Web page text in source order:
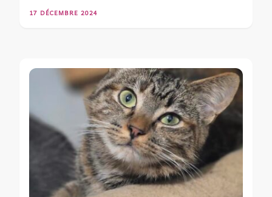
17 DÉCEMBRE 2024